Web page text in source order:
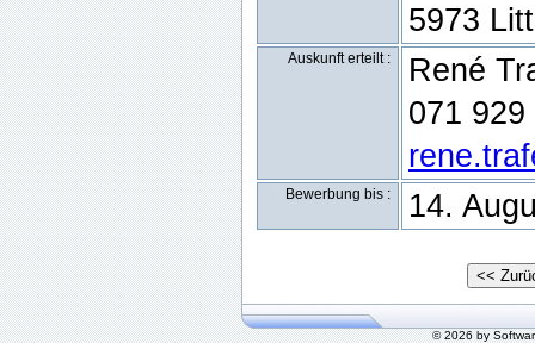
5973
Auskunft erteilt :
René
071 929
Bewerbung bis : 14.
© 2026 by